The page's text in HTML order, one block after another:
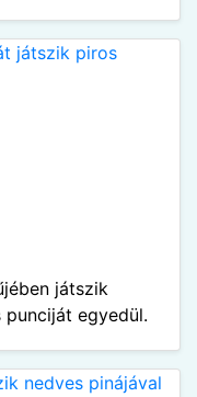
játszik
punciját egyedül.